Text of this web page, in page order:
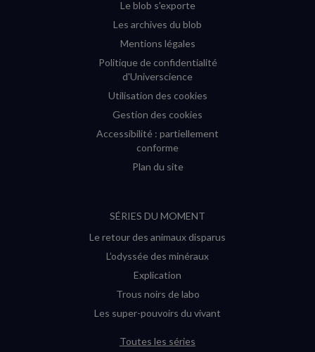
Le blob s'exporte
Les archives du blob
Mentions légales
Politique de confidentialité
d'Universcience
Utilisation des cookies
Gestion des cookies
Accessibilité : partiellement
conforme
Plan du site
SÉRIES DU MOMENT
Le retour des animaux disparus
L’odyssée des minéraux
Explication
Trous noirs de labo
Les super-pouvoirs du vivant
Toutes les séries